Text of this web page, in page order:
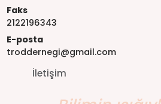
Faks
2122196343
E-posta
troddernegi@gmail.com
İletişim